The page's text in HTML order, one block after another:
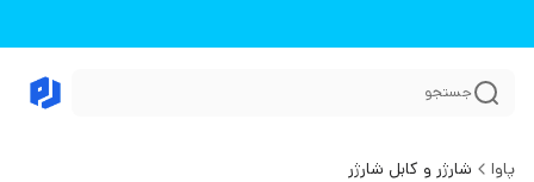
جستجو
پاوا شارژر و کابل شارژر